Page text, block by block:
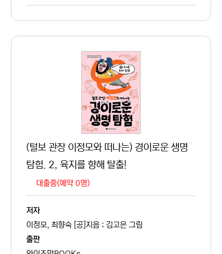
(털보 관장 이정모와 떠나는) 경이로운 생명
탐험. 2, 육지를 향해 탈출!
대출중(예약 0명)
저자
이정모, 최향숙 [공]지음 ; 김고은 그림
출판